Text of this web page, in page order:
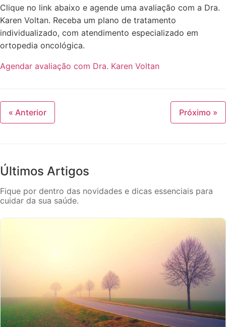
Clique no link abaixo e agende uma avaliação com a Dra.
Karen Voltan. Receba um plano de tratamento
individualizado, com atendimento especializado em
ortopedia oncológica.
Agendar avaliação com Dra. Karen Voltan
« Anterior Próximo »
Últimos Artigos
Fique por dentro das novidades e dicas essenciais para
cuidar da sua saúde.